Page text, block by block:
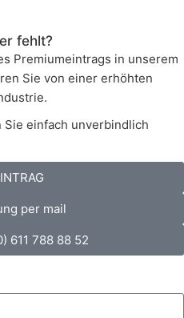
fehlt?
Premiumeintrags in unserem
Sie von einer erhöhten
einfach unverbindlich
per mail
611 788 88 52